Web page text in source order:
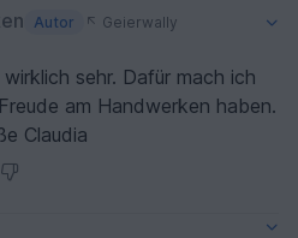
Autor
Geierwally
sehr. Dafür mach ich
am Handwerken haben.
Claudia